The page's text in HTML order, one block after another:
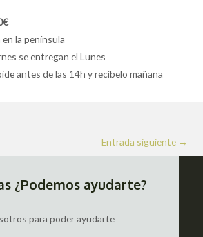
la península
se entregan el Lunes
antes de las 14h y recíbelo mañana
Entrada siguiente →
¿Podemos ayudarte?
para poder ayudarte